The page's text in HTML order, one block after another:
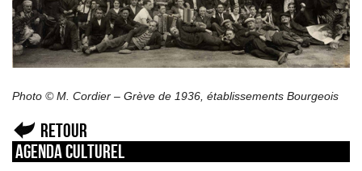
Photo © M. Cordier – Grève de 1936, établissements Bourgeois
Retour
Agenda culturel